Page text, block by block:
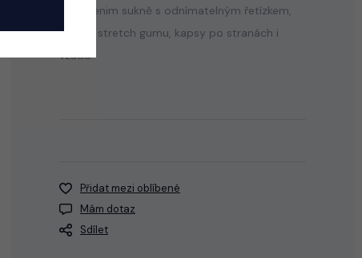
Soft denim sukně s odnímatelným řetízkem,
pas na stretch gumu, kapsy po stranách i
vzadu.
Přidat mezi oblíbené
Mám dotaz
Sdílet